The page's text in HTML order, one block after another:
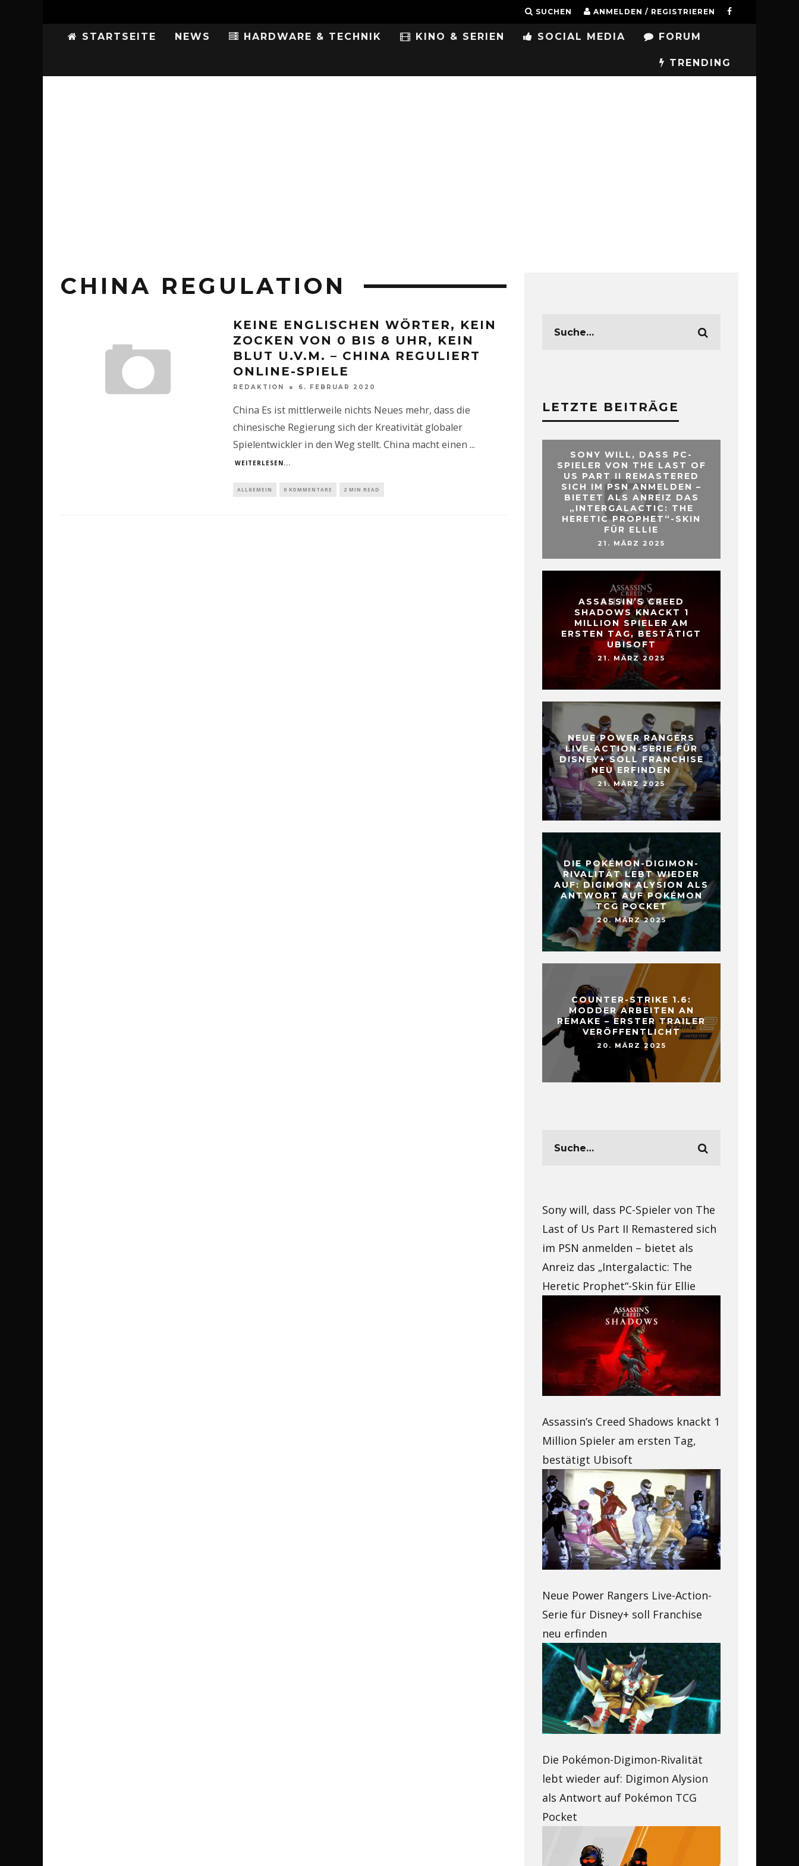
SUCHEN ANMELDEN / REGISTRIEREN
STARTSEITE NEWS HARDWARE & TECHNIK KINO & SERIEN SOCIAL MEDIA FORUM
TRENDING
CHINA REGULATION
KEINE ENGLISCHEN WÖRTER, KEIN
ZOCKEN VON 0 BIS 8 UHR, KEIN
BLUT U.V.M. – CHINA REGULIERT
ONLINE-SPIELE
REDAKTION 6. FEBRUAR 2020
China Es ist mittlerweile nichts Neues mehr, dass die
chinesische Regierung sich der Kreativität globaler
Spielentwickler in den Weg stellt. China macht einen ...
WEITERLESEN...
ALLGEMEIN 0 KOMMENTARE 2 MIN READ
LETZTE BEITRÄGE
SONY WILL, DASS PC-
SPIELER VON THE LAST OF
US PART II REMASTERED
SICH IM PSN ANMELDEN –
BIETET ALS ANREIZ DAS
„INTERGALACTIC: THE
HERETIC PROPHET“-SKIN
FÜR ELLIE
21. MÄRZ 2025
ASSASSIN’S CREED
SHADOWS KNACKT 1
MILLION SPIELER AM
ERSTEN TAG, BESTÄTIGT
UBISOFT
21. MÄRZ 2025
NEUE POWER RANGERS
LIVE-ACTION-SERIE FÜR
DISNEY+ SOLL FRANCHISE
NEU ERFINDEN
21. MÄRZ 2025
DIE POKÉMON-DIGIMON-
RIVALITÄT LEBT WIEDER
AUF: DIGIMON ALYSION ALS
ANTWORT AUF POKÉMON
TCG POCKET
20. MÄRZ 2025
COUNTER-STRIKE 1.6:
MODDER ARBEITEN AN
REMAKE – ERSTER TRAILER
VERÖFFENTLICHT
20. MÄRZ 2025
Sony will, dass PC-Spieler von The
Last of Us Part II Remastered sich
im PSN anmelden – bietet als
Anreiz das „Intergalactic: The
Heretic Prophet“-Skin für Ellie
Assassin’s Creed Shadows knackt 1
Million Spieler am ersten Tag,
bestätigt Ubisoft
Neue Power Rangers Live-Action-
Serie für Disney+ soll Franchise
neu erfinden
Die Pokémon-Digimon-Rivalität
lebt wieder auf: Digimon Alysion
als Antwort auf Pokémon TCG
Pocket